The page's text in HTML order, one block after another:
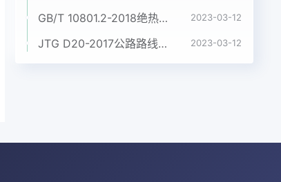
GB/T 10801.2-2018绝热用挤塑聚苯乙烯泡沫塑料(XPS) 2023-03-12
JTG D20-2017公路路线设计规范 2023-03-12